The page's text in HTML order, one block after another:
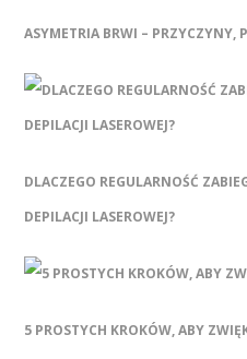
ASYMETRIA BRWI – PRZYCZYNY,
DLACZEGO REGULARNOŚĆ
DEPILACJI LASEROWEJ?
5 PROSTYCH KROKÓW, ABY